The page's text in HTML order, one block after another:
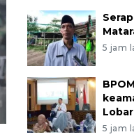
5 jam
Lobar
5 jam